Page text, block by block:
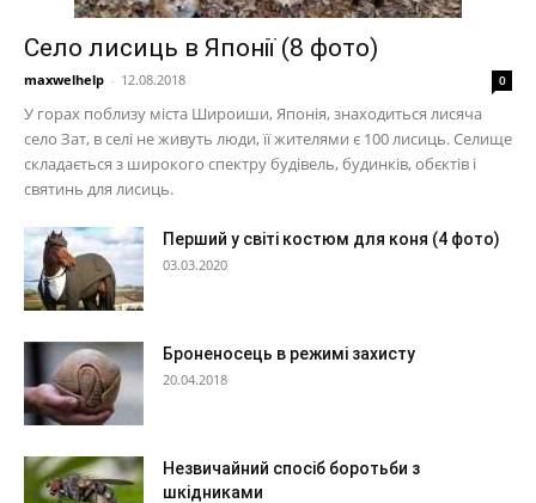
Село лисиць в Японії (8 фото)
maxwelhelp - 12.08.2018 0
У горах поблизу міста Широиши, Японія, знаходиться лисяча
село Зат, в селі не живуть люди, її жителями є 100 лисиць. Селище
складається з широкого спектру будівель, будинків, обєктів і
святинь для лисиць.
Перший у світі костюм для коня (4 фото)
03.03.2020
Броненосець в режимі захисту
20.04.2018
Незвичайний спосіб боротьби з
шкідниками